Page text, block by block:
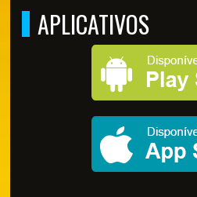
APLICATIVOS